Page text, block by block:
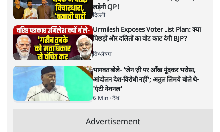
वंदिता मिश्रा
बदहाल पर्यावरण की स्थिति व समस्याओं को भारत की सरकार
स्वीकारने के बजाय उन्हें नकारने में क्यों लगी हुई है? क्या समस्या का
हल इस दृष्टिकोण से निकल सकता है?